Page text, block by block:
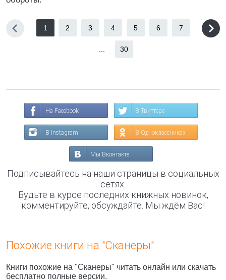
1 2 3 4 5 6 7
30
На Facebook В Твиттере
В Instagram В Одноклассниках
Мы Вконтакте
Подписывайтесь на наши страницы в социальных
сетях.
Будьте в курсе последних книжных новинок,
комментируйте, обсуждайте. Мы ждём Вас!
Похожие книги на "Сканеры"
Книги похожие на "Сканеры" читать онлайн или скачать
бесплатно полные версии.